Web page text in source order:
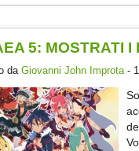
5: MOSTRATI I
daGiovanni John Improta-